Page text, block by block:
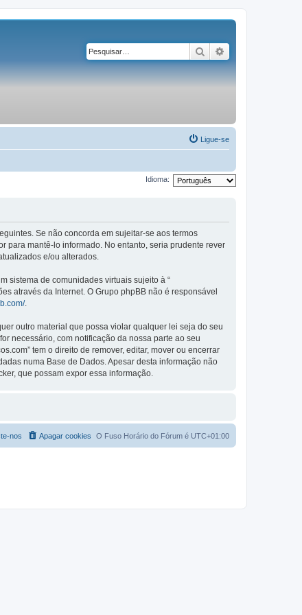
Pesquisar
Ligue-se
Idioma:
Se não concorda em sujeitar-se aos termos
para mantê-lo informado. No entanto, seria prudente rever
e/ou alterados.
sistema de comunidades virtuais sujeito à “
através da Internet. O Grupo phpBB não é responsável
.
outro material que possa violar qualquer lei seja do seu
necessário, com notificação da nossa parte ao seu
tem o direito de remover, editar, mover ou encerrar
numa Base de Dados. Apesar desta informação não
que possam expor essa informação.
O Fuso Horário do Fórum é UTC+01:00
Apagar cookies
nos